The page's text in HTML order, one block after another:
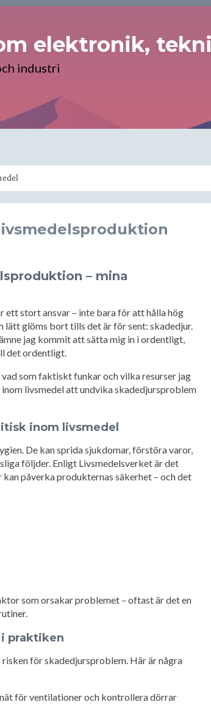
elektronik,
industri
– mina
stort ansvar – inte bara för att hålla hög
lätt glöms bort tills det är för sent: skadedjur.
jag kommit att sätta mig in i ordentligt,
det ordentligt.
som faktiskt funkar och vilka resurser jag
livsmedel att undvika skadedjursproblem
inom livsmedel
De kan sprida sjukdomar, förstöra varor,
följder. Enligt Livsmedelsverket är det
påverka produkternas säkerhet – och det
som orsakar problemet – oftast är det en
praktiken
för skadedjursproblem. Här är några
för ventilationer och kontrollera dörrar